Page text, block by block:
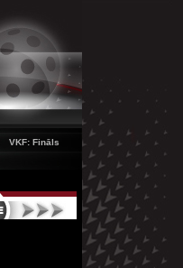
VKF: Fināls